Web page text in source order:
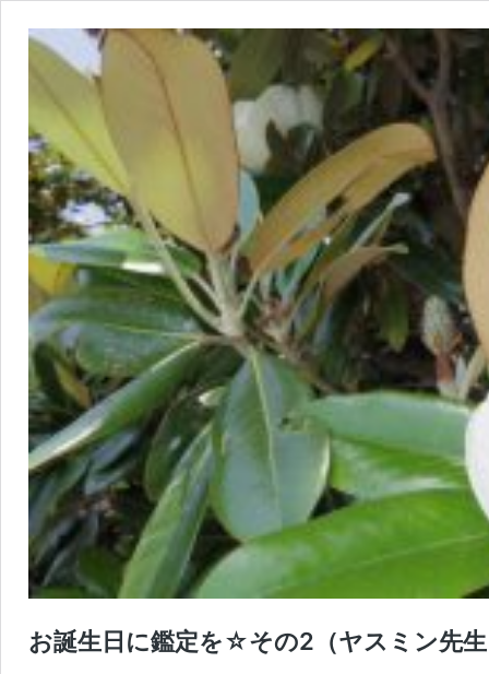
お誕生日に鑑定を☆その2（ヤスミン先